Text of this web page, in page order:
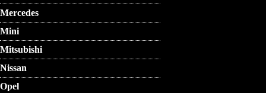
Mercedes
Mini
Mitsubishi
Nissan
Opel